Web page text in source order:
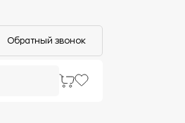
Обратный звонок